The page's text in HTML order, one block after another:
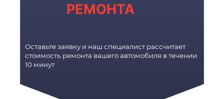
РЕМОНТА
Оставьте заявку и наш специалист рассчитает
стоимость ремонта вашего автомобиля в течении
10 минут